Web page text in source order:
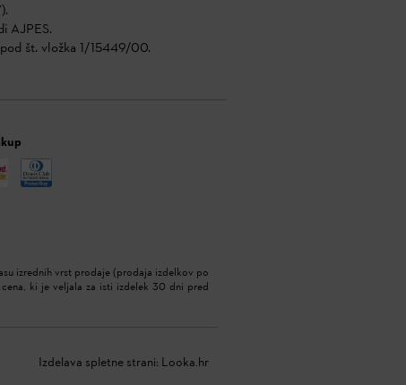
AJPES.
št. vložka 1/15449/00.
izrednih vrst prodaje (prodaja izdelkov po
ki je veljala za isti izdelek 30 dni pred
Izdelava spletne strani: Looka.hr